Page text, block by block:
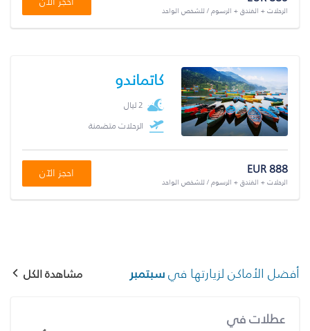
الرحلات + الفندق + الرسوم / للشخص الواحد
كاتماندو
2 ليال
الرحلات متضمنة
EUR 888
الرحلات + الفندق + الرسوم / للشخص الواحد
احجز الآن
أفضل الأماكن لزيارتها فيسبتمبر مشاهدة الكل
عطلات في